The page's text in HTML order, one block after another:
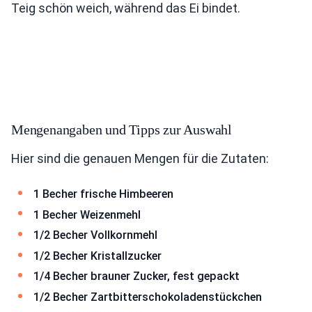
Teig schön weich, während das Ei bindet.
Mengenangaben und Tipps zur Auswahl
Hier sind die genauen Mengen für die Zutaten:
1 Becher frische Himbeeren
1 Becher Weizenmehl
1/2 Becher Vollkornmehl
1/2 Becher Kristallzucker
1/4 Becher brauner Zucker, fest gepackt
1/2 Becher Zartbitterschokoladenstückchen